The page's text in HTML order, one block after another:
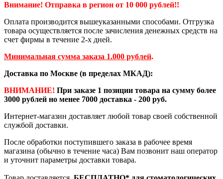
Внимание! Отправка в регион от 10 000 рублей!!
Оплата производится вышеуказанными способами. Отгрузка
товара осуществляется после зачисления денежных средств на
счет фирмы в течение 2-х дней.
Минимальная сумма заказа 1.000 рублей.
Доставка по Москве (в пределах МКАД):
ВНИМАНИЕ! При заказе 1 позиции товара на сумму более
3000 рублей но менее 7000 доставка - 200 руб.
Интернет-магазин доставляет любой товар своей собственной
службой доставки.
После обработки поступившего заказа в рабочее время
магазина (обычно в течение часа) Вам позвонит наш оператор
и уточнит параметры доставки товара.